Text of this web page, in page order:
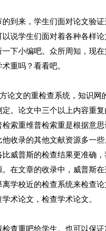
到来，学生们面对论文验
说学生们面对着各种各样
下小编吧。众所周知，现
重吗？看看吧。
论文的重检查系统，知识
。论文中三个以上内容重复
索重维普检索重是根据意
收录的其他文献资源多一
威普斯的检查结果更准确
在文章的收录中，威普斯在
学校近的检查系统来检查
术论文，检查学术论文。
查重吧给学生。也可以保证